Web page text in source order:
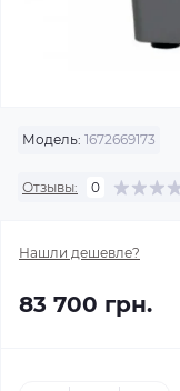
Модель: 1672669173
Отзывы: 0
Нашли дешевле?
83 700 грн.